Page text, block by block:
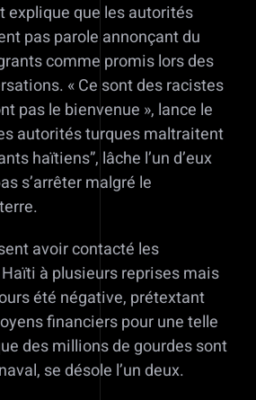
explique que les autorités
pas parole annonçant du
comme promis lors des
« Ce sont des racistes
pas le bienvenue », lance le
autorités turques maltraitent
haïtiens”, lâche l’un d’eux
s’arrêter malgré le
avoir contacté les
à plusieurs reprises mais
été négative, prétextant
financiers pour une telle
des millions de gourdes sont
se désole l’un deux.